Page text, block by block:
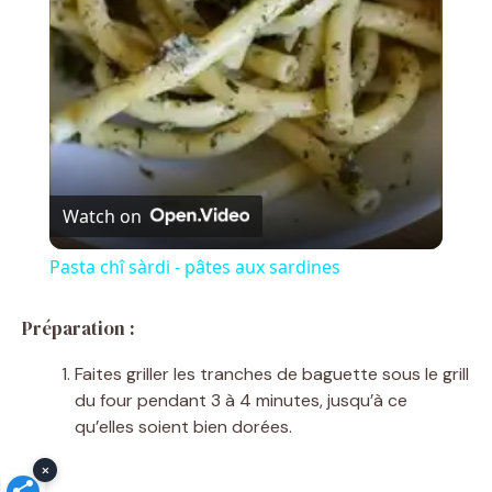
a
y
V
i
e
Watch on
Pasta chî sàrdi - pâtes aux sardines
Préparation :
Faites griller les tranches de baguette sous le grill
du four pendant 3 à 4 minutes, jusqu’à ce
qu’elles soient bien dorées.
×